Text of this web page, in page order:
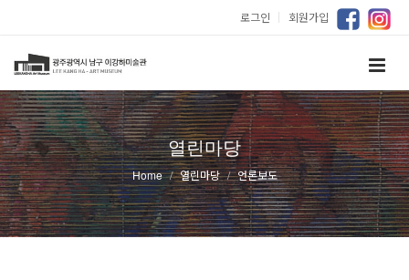
로그인 ｜ 회원가입
열린마당
Home 열린마당 언론보도